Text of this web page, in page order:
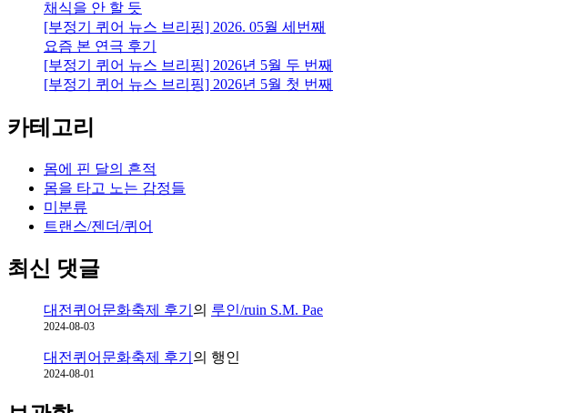
채식을 안 할 듯
[부정기 퀴어 뉴스 브리핑] 2026. 05월 세번째
요즘 본 연극 후기
[부정기 퀴어 뉴스 브리핑] 2026년 5월 두 번째
[부정기 퀴어 뉴스 브리핑] 2026년 5월 첫 번째
카테고리
몸에 핀 달의 흔적
몸을 타고 노는 감정들
미분류
트랜스/젠더/퀴어
최신 댓글
대전퀴어문화축제 후기 의 루인/ruin S.M. Pae
2024-08-03
대전퀴어문화축제 후기 의 행인
2024-08-01